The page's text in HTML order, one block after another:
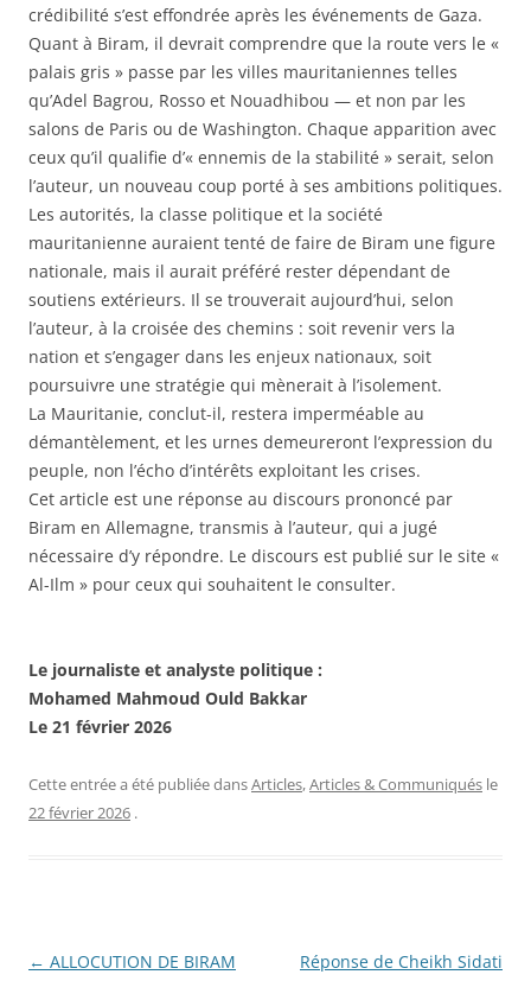
crédibilité s’est effondrée après les événements de Gaza.
Quant à Biram, il devrait comprendre que la route vers le «
palais gris » passe par les villes mauritaniennes telles
qu’Adel Bagrou, Rosso et Nouadhibou — et non par les
salons de Paris ou de Washington. Chaque apparition avec
ceux qu’il qualifie d’« ennemis de la stabilité » serait, selon
l’auteur, un nouveau coup porté à ses ambitions politiques.
Les autorités, la classe politique et la société
mauritanienne auraient tenté de faire de Biram une figure
nationale, mais il aurait préféré rester dépendant de
soutiens extérieurs. Il se trouverait aujourd’hui, selon
l’auteur, à la croisée des chemins : soit revenir vers la
nation et s’engager dans les enjeux nationaux, soit
poursuivre une stratégie qui mènerait à l’isolement.
La Mauritanie, conclut-il, restera imperméable au
démantèlement, et les urnes demeureront l’expression du
peuple, non l’écho d’intérêts exploitant les crises.
Cet article est une réponse au discours prononcé par
Biram en Allemagne, transmis à l’auteur, qui a jugé
nécessaire d’y répondre. Le discours est publié sur le site «
Al-Ilm » pour ceux qui souhaitent le consulter.
Le journaliste et analyste politique :
Mohamed Mahmoud Ould Bakkar
Le 21 février 2026
Cette entrée a été publiée dansArticles,Articles & Communiqués le
22 février 2026 .
Navigation
← ALLOCUTION DE BIRAM
Réponse de Cheikh Sidati